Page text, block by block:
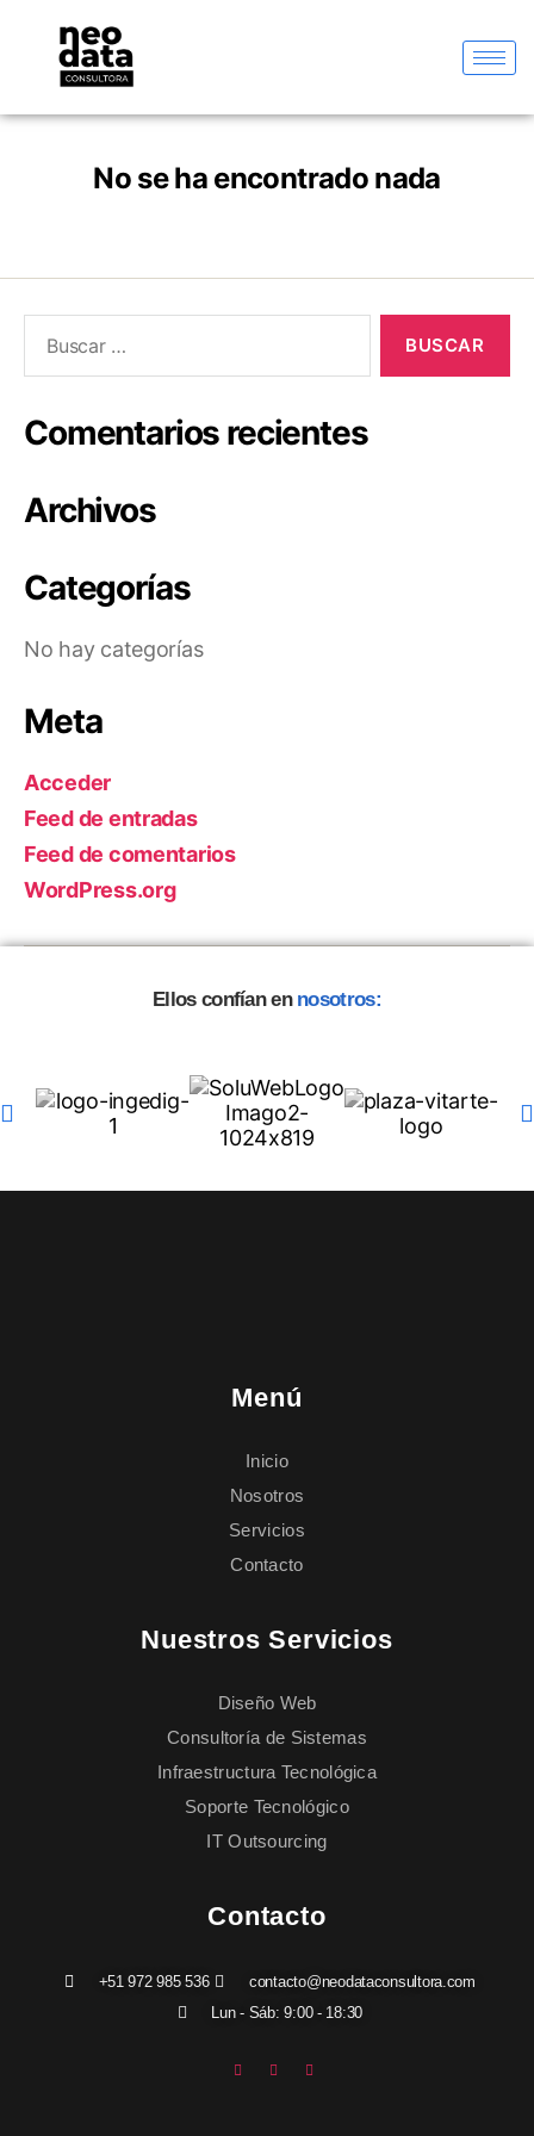
No se ha encontrado nada
Comentarios recientes
Archivos
Categorías
No hay categorías
Meta
Acceder
Feed de entradas
Feed de comentarios
WordPress.org
Ellos confían en nosotros:
Menú
Inicio
Nosotros
Servicios
Contacto
Nuestros Servicios
Diseño Web
Consultoría de Sistemas
Infraestructura Tecnológica
Soporte Tecnológico
IT Outsourcing
Contacto
+51 972 985 536
contacto@neodataconsultora.com
Lun - Sáb: 9:00 - 18:30